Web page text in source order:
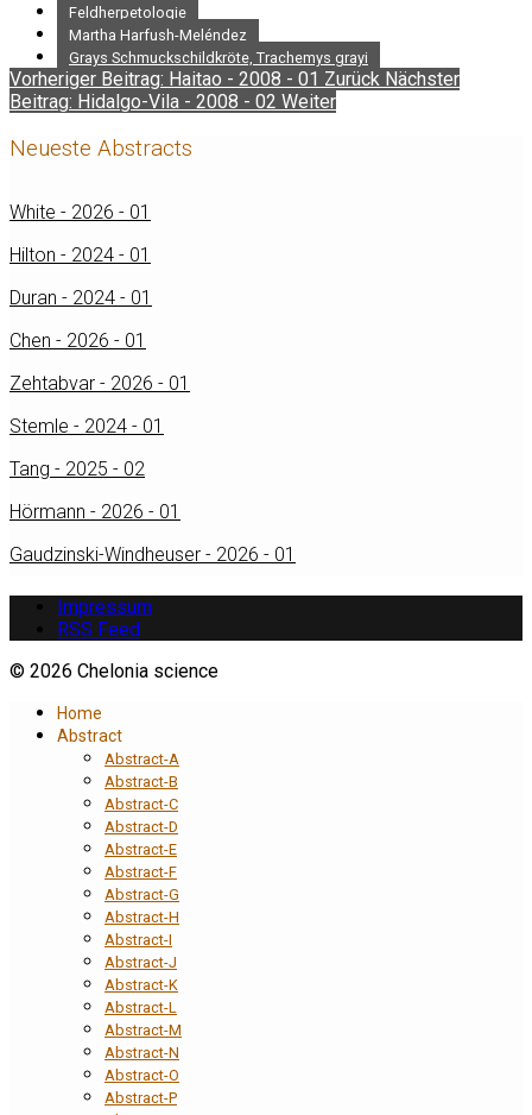
Feldherpetologie
Martha Harfush-Meléndez
Grays Schmuckschildkröte, Trachemys grayi
Vorheriger Beitrag: Haitao - 2008 - 01 Zurück Nächster
Beitrag: Hidalgo-Vila - 2008 - 02 Weiter
Neueste Abstracts
White - 2026 - 01
Hilton - 2024 - 01
Duran - 2024 - 01
Chen - 2026 - 01
Zehtabvar - 2026 - 01
Stemle - 2024 - 01
Tang - 2025 - 02
Hörmann - 2026 - 01
Gaudzinski-Windheuser - 2026 - 01
Impressum
RSS Feed
© 2026 Chelonia science
Home
Abstract
Abstract-A
Abstract-B
Abstract-C
Abstract-D
Abstract-E
Abstract-F
Abstract-G
Abstract-H
Abstract-I
Abstract-J
Abstract-K
Abstract-L
Abstract-M
Abstract-N
Abstract-O
Abstract-P